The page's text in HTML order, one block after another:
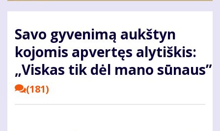
Savo gyvenimą aukštyn
kojomis apvertęs alytiškis:
„Viskas tik dėl mano sūnaus”
(181)